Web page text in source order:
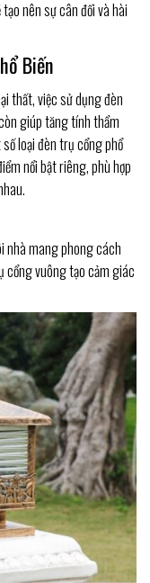
nên sự cân đối và hài
Biến
thất, việc sử dụng đèn
giúp tăng tính thẩm
loại đèn trụ cổng phổ
nổi bật riêng, phù hợp
nhà mang phong cách
cổng vuông tạo cảm giác